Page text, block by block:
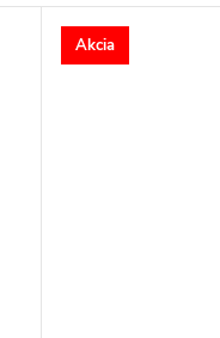
Akcia